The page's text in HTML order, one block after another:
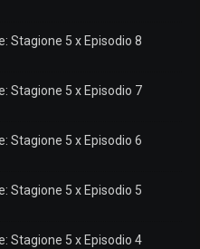
Stagione 5 x Episodio 8
Stagione 5 x Episodio 7
Stagione 5 x Episodio 6
Stagione 5 x Episodio 5
Stagione 5 x Episodio 4